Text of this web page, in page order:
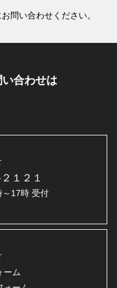
問い合わせください。
合わせは
１２１
～17時 受付
ーム